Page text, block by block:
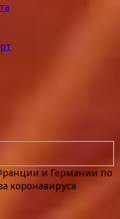
и Германии по
коронавируса